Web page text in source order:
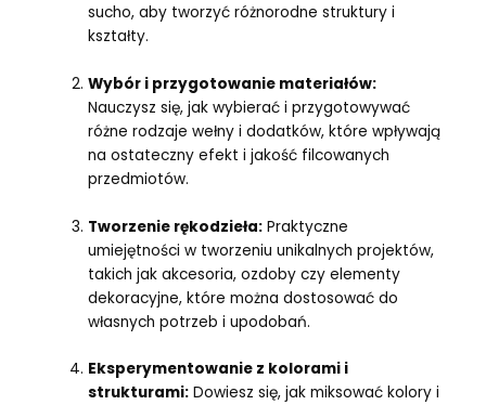
sucho, aby tworzyć różnorodne struktury i
kształty.
Wybór i przygotowanie materiałów:
Nauczysz się, jak wybierać i przygotowywać
różne rodzaje wełny i dodatków, które wpływają
na ostateczny efekt i jakość filcowanych
przedmiotów.
Tworzenie rękodzieła: Praktyczne
umiejętności w tworzeniu unikalnych projektów,
takich jak akcesoria, ozdoby czy elementy
dekoracyjne, które można dostosować do
własnych potrzeb i upodobań.
Eksperymentowanie z kolorami i
strukturami: Dowiesz się, jak miksować kolory i